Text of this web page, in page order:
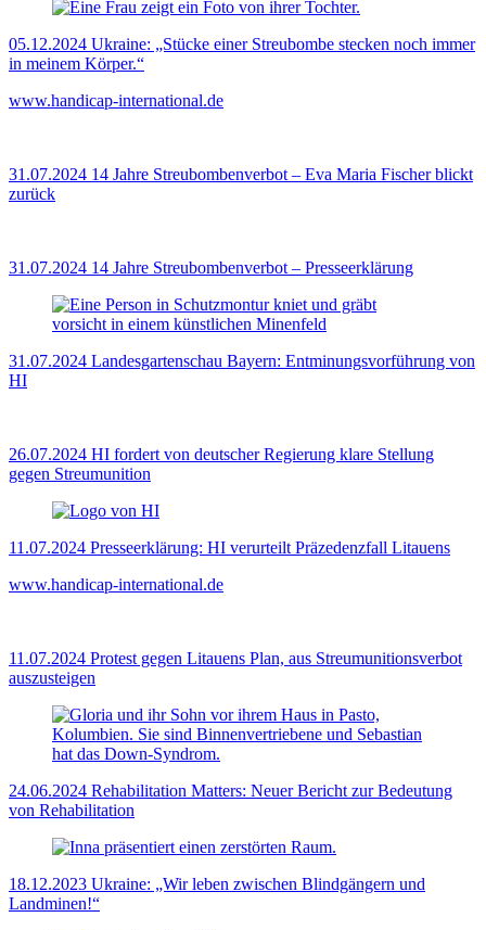
05.12.2024 Ukraine: „Stücke einer Streubombe stecken noch immer
in meinem Körper.“
www.handicap-international.de
31.07.2024 14 Jahre Streubombenverbot – Eva Maria Fischer blickt
zurück
31.07.2024 14 Jahre Streubombenverbot – Presseerklärung
31.07.2024 Landesgartenschau Bayern: Entminungsvorführung von
HI
26.07.2024 HI fordert von deutscher Regierung klare Stellung
gegen Streumunition
11.07.2024 Presseerklärung: HI verurteilt Präzedenzfall Litauens
www.handicap-international.de
11.07.2024 Protest gegen Litauens Plan, aus Streumunitionsverbot
auszusteigen
24.06.2024 Rehabilitation Matters: Neuer Bericht zur Bedeutung
von Rehabilitation
18.12.2023 Ukraine: „Wir leben zwischen Blindgängern und
Landminen!“